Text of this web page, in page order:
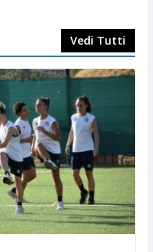
Vedi Tutti